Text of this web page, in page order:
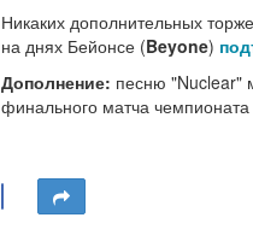
Никаких дополнительных
на днях Бейонсе (Beyone)
Дополнение: песню "Nuclear"
финального матча